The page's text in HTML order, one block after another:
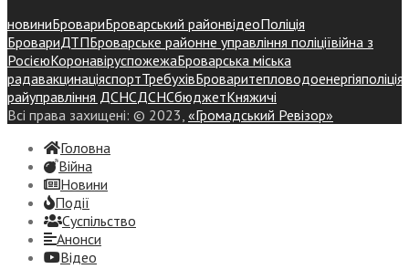
новиниБровариБроварський районвідеоПоліція
БровариДТПБроварське районне управління поліціївійна з
РосієюКоронавіруспожежаБроварська міська
радавакцинаціяспортТребухівБроваритепловодоенергіяполіція
райуправління ДСНСДСНСбюджетКняжичі
Всі права захищені: © 2023, «Громадський Ревізор»
Головна
Війна
Новини
Події
Суспiльство
Анонси
Відео